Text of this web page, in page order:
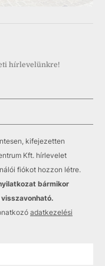
hírlevelünkre!
kifejezetten
Kft. hírlevelet
fiókot hozzon létre.
bármikor
adatkezelési